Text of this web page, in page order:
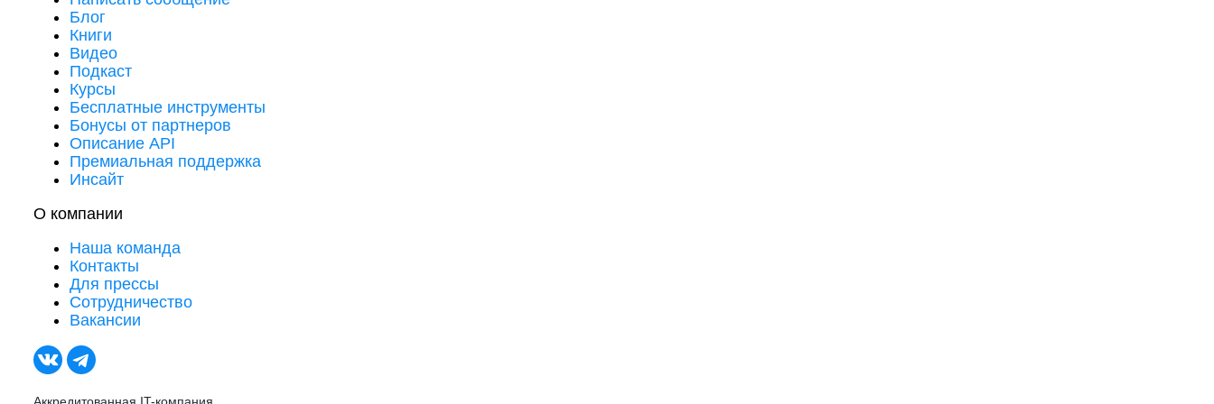
Блог
Книги
Видео
Подкаст
Курсы
Бесплатные инструменты
Бонусы от партнеров
Описание API
Премиальная поддержка
Инсайт
О компании
Наша команда
Контакты
Для прессы
Сотрудничество
Вакансии